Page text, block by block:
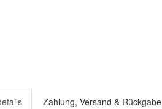
Zahlung, Versand & Rückgabe